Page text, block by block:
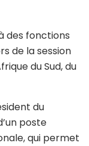
des fonctions
de la session
du Sud, du
du
poste
qui permet